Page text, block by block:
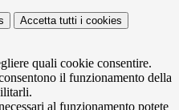
Accetta tutti i cookies
quali cookie consentire.
il funzionamento della
al funzionamento potete